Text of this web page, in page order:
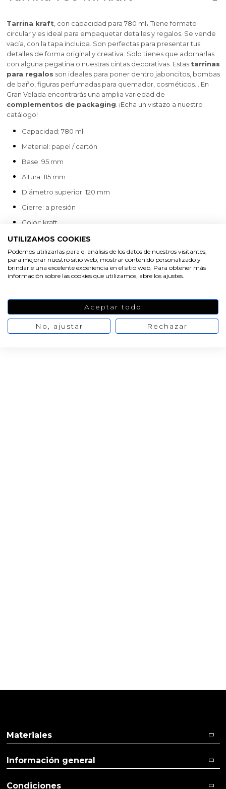
Tarrina kraft , con capacidad para 780 ml.Tiene formato
circular y es ideal para empaquetar detalles y regalos. Se vende
vacía, con la tapa incluida. Son perfectas para presentar tus
detalles de forma original y creativa. Solo tienes que adornarlas
con alguna pegatina o nuestras cintas decorativas. Estas tarrinas
para regalos son ideales para poner dentro jaboncitos, bombas
de baño, figuras perfumadas para quemador, cosméticos… En
Gran Velada encontrarás una amplia variedad de
complementos de packaging . ¡Echa un vistazo a nuestro
catálogo!
Capacidad: 780 ml
Material: papel / cartón
Base: 95 mm
Altura: 115 mm
Diámetro superior: 120 mm
Cierre: a presión
Color: kraft
1,00 €
0,80 €
No hay opiniones
de momento
AÑADIR AL CARRITO
Materiales
Información general
Condiciones
UTILIZAMOS COOKIES
Podemos utilizarlas para el análisis de los datos de nuestros visitantes,
para mejorar nuestro sitio web, mostrar contenido personalizado y
brindarle una excelente experiencia en el sitio web. Para obtener más
información sobre las cookies que utilizamos, abre los ajustes.
Aceptar todo
No, ajustar Rechazar